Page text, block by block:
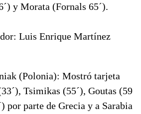
y Morata (Fornals 65´).
Luis Enrique Martínez
(Polonia): Mostró tarjeta
Tsimikas (55´), Goutas (59
por parte de Grecia y a Sarabia